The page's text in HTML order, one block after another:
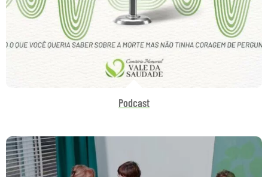
Podcast